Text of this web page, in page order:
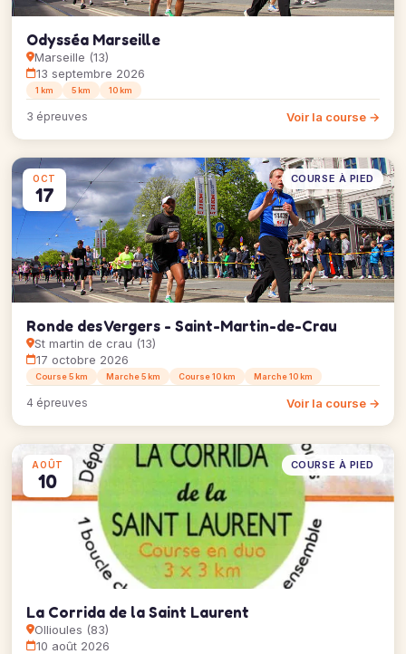
Odysséa Marseille
Marseille (13)
13 septembre 2026
1 km 5 km 10 km
3 épreuves Voir la course →
OCT
17
COURSE À PIED
Ronde des Vergers - Saint-Martin-de-Crau
St martin de crau (13)
17 octobre 2026
Course 5 km Marche 5 km Course 10 km Marche 10 km
4 épreuves Voir la course →
AOÛT
10
COURSE À PIED
La Corrida de la Saint Laurent
Ollioules (83)
10 août 2026